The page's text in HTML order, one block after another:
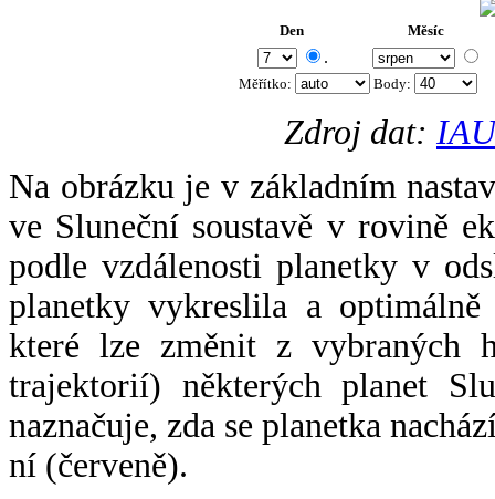
Den Měsíc
.
Měřítko: Body:
Zdroj dat:
Na obrázku je v základním
ve Sluneční soustavě v rovině
podle vzdálenosti planetky v
planetky vykreslila a
které lze změnit z vybraných
trajektorií) některých planet
naznačuje, zda se planetka
ní (červeně).